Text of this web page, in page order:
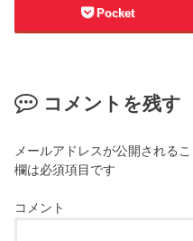
Pocket
コメントを残す
メールアドレスが公開されるこ
欄は必須項目です
コメント